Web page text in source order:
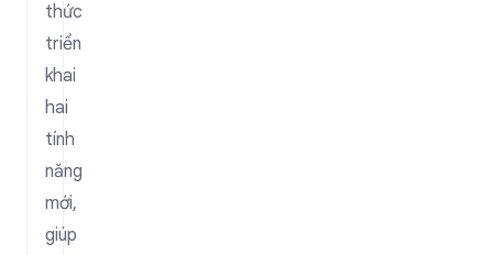
thức
triển
khai
hai
tính
năng
mới,
giúp